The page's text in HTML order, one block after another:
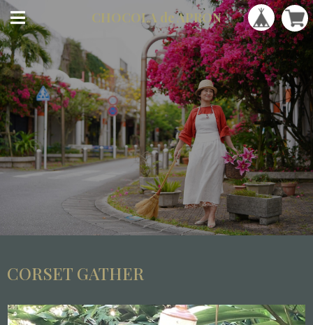
CHOCOLA de APRON
CORSET GATHER